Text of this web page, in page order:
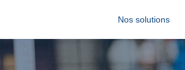
Nos solutions